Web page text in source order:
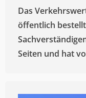
Das
öffentlich
Seiten und hat